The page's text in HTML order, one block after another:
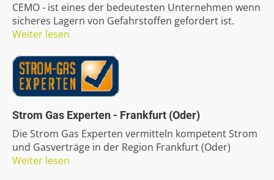
CEMO - ist eines der bedeutesten Unternehmen wenn
sicheres Lagern von Gefahrstoffen gefordert ist.
Weiter lesen
Strom Gas Experten - Frankfurt (Oder)
Die Strom Gas Experten vermitteln kompetent Strom
und Gasverträge in der Region Frankfurt (Oder)
Weiter lesen